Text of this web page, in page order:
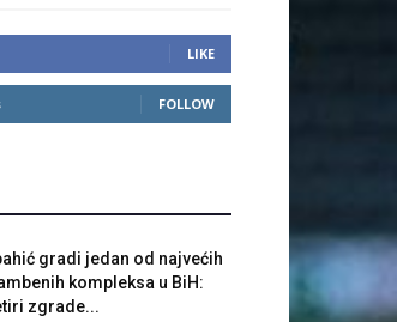
LIKE
FOLLOW
gradi jedan od najvećih
kompleksa u BiH:
zgrade...